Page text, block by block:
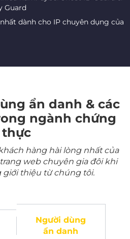
Guard
dành cho IP chuyên dụng của
ẩn danh & các
ngành chứng
thực
hàng hài lòng nhất của
web chuyên gia đôi khi
giới thiệu từ chúng tôi.
Người dùng
ẩn danh